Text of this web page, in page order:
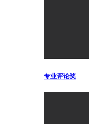
专业评论奖